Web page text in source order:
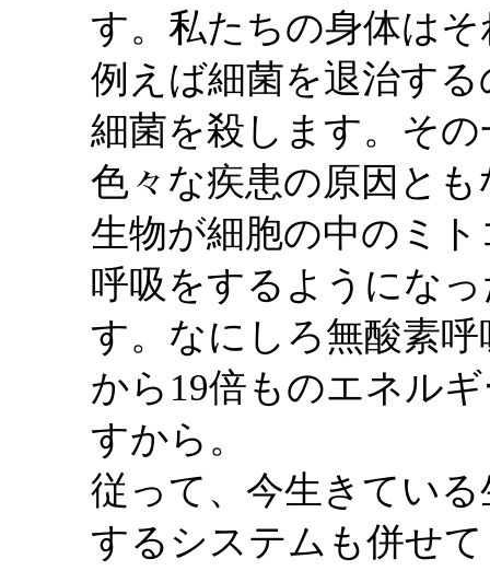
す。私たちの身体は
例えば細菌を退治す
細菌を殺します。そ
色々な疾患の原因と
生物が細胞の中のミ
呼吸をするようにな
す。なにしろ無酸素
から19倍ものエネル
すから。
従って、今生きてい
するシステムも併せ